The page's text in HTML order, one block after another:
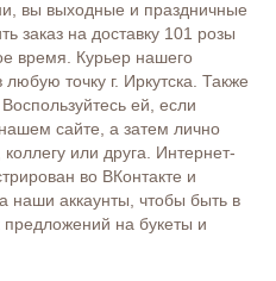
вы выходные и праздничные
заказ на доставку 101 розы
время. Курьер нашего
точку г. Иркутска. Также
ей, если
сайте, а затем лично
коллегу или друга. Интернет-
во ВКонтакте и
наши аккаунты, чтобы быть в
на букеты и